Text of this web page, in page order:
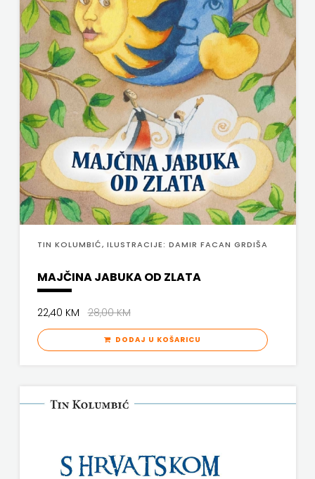
TIN KOLUMBIĆ, ILUSTRACIJE: DAMIR FACAN GRDIŠA
MAJČINA JABUKA OD ZLATA
22,40 KM28,00 KM
DODAJ U KOŠARICU